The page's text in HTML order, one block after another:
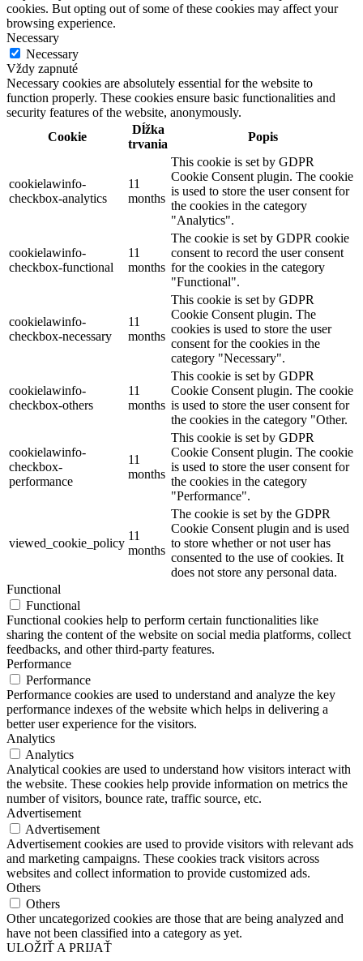
cookies. But opting out of some of these cookies may affect your
browsing experience.
Necessary
Necessary
Vždy zapnuté
Necessary cookies are absolutely essential for the website to
function properly. These cookies ensure basic functionalities and
security features of the website, anonymously.
Cookie
Dĺžka
trvania
Popis
cookielawinfo-
checkbox-analytics
11
months
This cookie is set by GDPR
Cookie Consent plugin. The cookie
is used to store the user consent for
the cookies in the category
"Analytics".
cookielawinfo-
checkbox-functional
11
months
The cookie is set by GDPR cookie
consent to record the user consent
for the cookies in the category
"Functional".
cookielawinfo-
checkbox-necessary
11
months
This cookie is set by GDPR
Cookie Consent plugin. The
cookies is used to store the user
consent for the cookies in the
category "Necessary".
cookielawinfo-
checkbox-others
11
months
This cookie is set by GDPR
Cookie Consent plugin. The cookie
is used to store the user consent for
the cookies in the category "Other.
cookielawinfo-
checkbox-
performance
11
months
This cookie is set by GDPR
Cookie Consent plugin. The cookie
is used to store the user consent for
the cookies in the category
"Performance".
viewed_cookie_policy
11
months
The cookie is set by the GDPR
Cookie Consent plugin and is used
to store whether or not user has
consented to the use of cookies. It
does not store any personal data.
Functional
Functional
Functional cookies help to perform certain functionalities like
sharing the content of the website on social media platforms, collect
feedbacks, and other third-party features.
Performance
Performance
Performance cookies are used to understand and analyze the key
performance indexes of the website which helps in delivering a
better user experience for the visitors.
Analytics
Analytics
Analytical cookies are used to understand how visitors interact with
the website. These cookies help provide information on metrics the
number of visitors, bounce rate, traffic source, etc.
Advertisement
Advertisement
Advertisement cookies are used to provide visitors with relevant ads
and marketing campaigns. These cookies track visitors across
websites and collect information to provide customized ads.
Others
Others
Other uncategorized cookies are those that are being analyzed and
have not been classified into a category as yet.
ULOŽIŤ A PRIJAŤ